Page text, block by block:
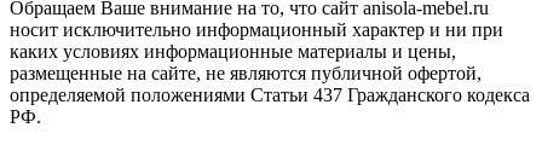
Обращаем Ваше внимание на то, что сайт anisola-mebel.ru
носит исключительно информационный характер и ни при
каких условиях информационные материалы и цены,
размещенные на сайте, не являются публичной офертой,
определяемой положениями Статьи 437 Гражданского кодекса
РФ.